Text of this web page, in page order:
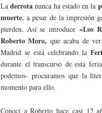
Laderrota nunca ha estado en la
muerte, a pesar de la impresión
pierden. Así se introduce «Los
Roberto Moro, que acaba de
Madrid se está celebrando la
durante el transcurso de esta
podemos- procuramos que la
momento para ello.
Conocí a Roberto hace casi 12